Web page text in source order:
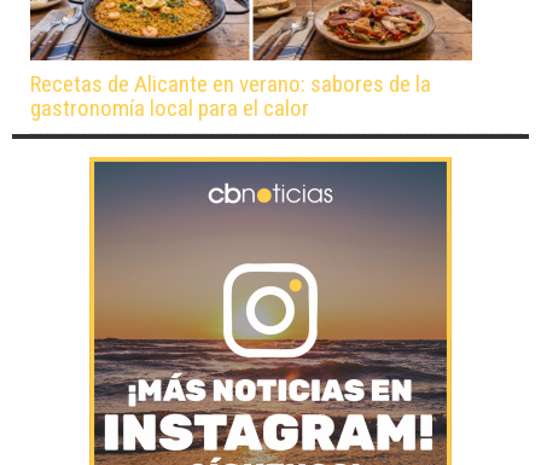
Recetas de Alicante en verano: sabores de la
gastronomía local para el calor